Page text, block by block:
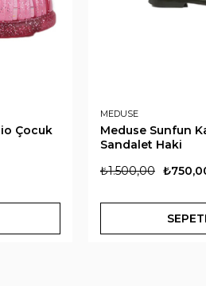
Çocuk
MEDUSE
Meduse Sunfun
Sandalet Haki
₺1.500,00